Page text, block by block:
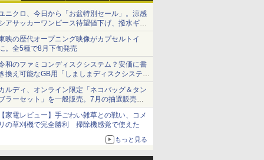
ニクロ、今日から「お盆特別セール」。涼感
アサッカーワンピース待望値下げ、撥水ギア
ョーツは1990円に
映の歴代オープニング映像がカプセルトイ
。全5種で8月下旬発売
和のファミコンディスクシステム？安価に書
換え可能なGB用「しましまディスクシステ
」
ルディ、オンライン限定「ネコバッグ＆タン
ラーセット」を一般販売。7月の抽選販売の
選無効分
家電レビュー】手ごわい雑草との戦い、コメ
の草刈機で完全勝利 掃除機感覚で使えた
もっと見る